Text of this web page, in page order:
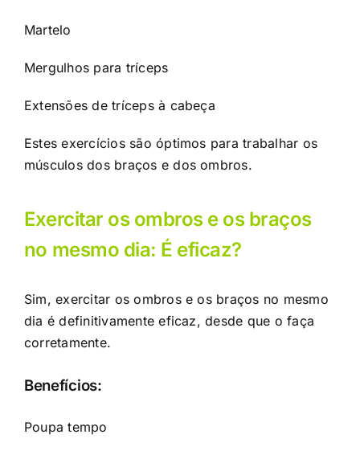
Martelo
Mergulhos para tríceps
Extensões de tríceps à cabeça
Estes exercícios são óptimos para trabalhar os
músculos dos braços e dos ombros.
Exercitar os ombros e os braços
no mesmo dia: É eficaz?
Sim, exercitar os ombros e os braços no mesmo
dia é definitivamente eficaz, desde que o faça
corretamente.
Benefícios:
Poupa tempo